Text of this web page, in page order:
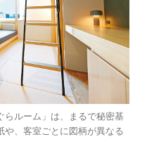
らルーム」は、まるで秘密基
や、客室ごとに図柄が異なる